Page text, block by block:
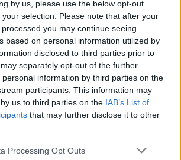
by us, please use the below opt-out
selection. Please note that after your
you may continue seeing
based on personal information utilized by
disclosed to third parties prior to
separately opt-out of the further
information by third parties on the
participants. This information may
us to third parties on the IAB’s List of
that may further disclose it to other
Processing Opt Outs
potrebbero piacerti